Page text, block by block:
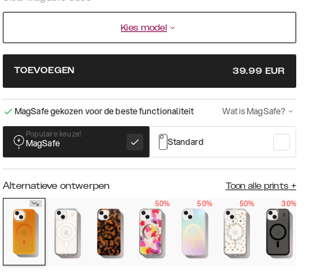
Kies model
TOEVOEGEN 39.99 EUR
MagSafe gekozen voor de beste functionaliteit Wat is MagSafe?
Populaire keuze!
MagSafe Standard
Alternatieve ontwerpen Toon alle prints +
50%
50% 50% 30%